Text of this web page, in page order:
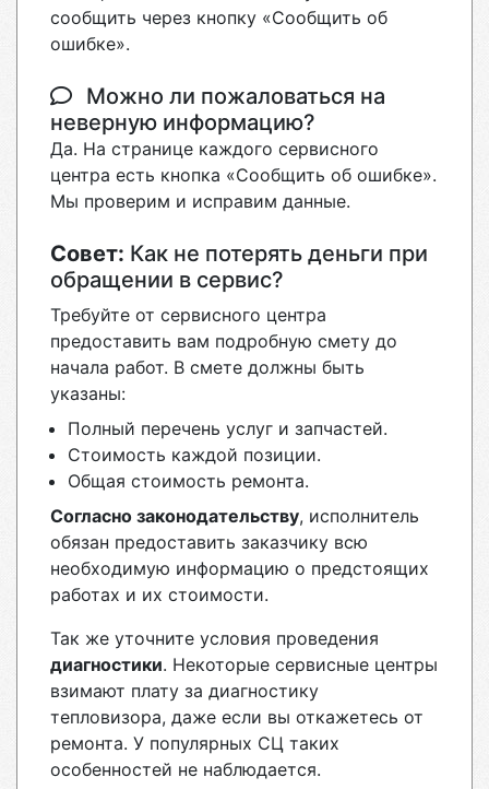
сообщить через кнопку «Сообщить об
ошибке».
Можно ли пожаловаться на
неверную информацию?
Да. На странице каждого сервисного
центра есть кнопка «Сообщить об ошибке».
Мы проверим и исправим данные.
Совет: Как не потерять деньги при
обращении в сервис?
Требуйте от сервисного центра
предоставить вам подробную смету до
начала работ. В смете должны быть
указаны:
Полный перечень услуг и запчастей.
Стоимость каждой позиции.
Общая стоимость ремонта.
Согласно законодательству, исполнитель
обязан предоставить заказчику всю
необходимую информацию о предстоящих
работах и их стоимости.
Так же уточните условия проведения
диагностики. Некоторые сервисные центры
взимают плату за диагностику
тепловизора, даже если вы откажетесь от
ремонта. У популярных СЦ таких
особенностей не наблюдается.